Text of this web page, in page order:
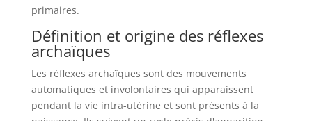
primaires.
Définition et origine des réflexes
archaïques
Les réflexes archaïques sont des mouvements
automatiques et involontaires qui apparaissent
pendant la vie intra-utérine et sont présents à la